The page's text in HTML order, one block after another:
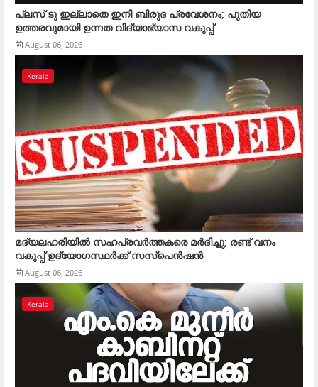
പ്ലസ് ടു ഇല്ലാതെ ഇനി ബിരുദ പ്രവേശനം; പുതിയ
ഉത്തരവുമായി ഉന്നത വിദ്യാഭ്യാസ വകുപ്പ്
August 06, 2026
Kerala
മദ്യലഹരിയിൽ സഹപ്രവർത്തകരെ മര്‍ദിച്ചു; രണ്ട് വനം
വകുപ്പ് ഉദ്യോഗസ്ഥര്‍ക്ക് സസ്‌പെന്‍ഷന്‍
August 06, 2026
Kerala